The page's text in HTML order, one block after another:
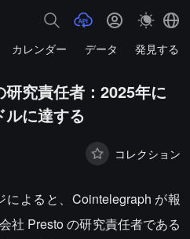
カレンダー データ 発見する
究責任者：2025年に
ルに達する
コレクション
よると、Cointelegraph が報
社 Presto の研究責任者である